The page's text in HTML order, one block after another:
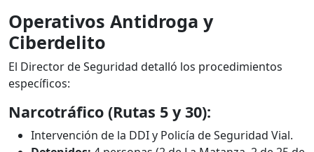
Operativos Antidroga y
Ciberdelito
El Director de Seguridad detalló los procedimientos
específicos:
Narcotráfico (Rutas 5 y 30):
Intervención de la DDI y Policía de Seguridad Vial.